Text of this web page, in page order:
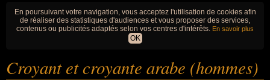
En poursuivant votre navigation, vous acceptez l'utilisation de cookies afin
de réaliser des statistiques d'audiences et vous proposer des services,
contenus ou publicités adaptés selon vos centres d'intérêts. En savoir plus
OK
Croyant et croyante arabe (hommes)